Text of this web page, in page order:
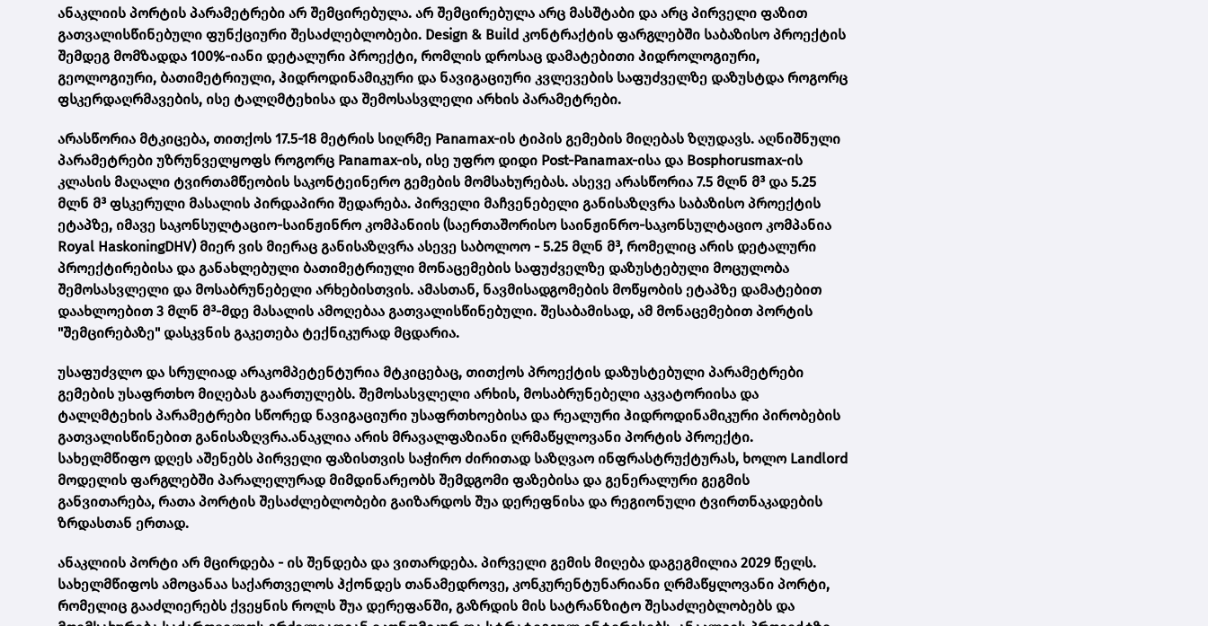
ანაკლიის პორტის პარამეტრები არ შემცირებულა. არ შემცირებულა არც მასშტაბი და არც პირველი ფაზით
გათვალისწინებული ფუნქციური შესაძლებლობები. Design & Build კონტრაქტის ფარგლებში საბაზისო პროექტის
შემდეგ მომზადდა 100%-იანი დეტალური პროექტი, რომლის დროსაც დამატებითი ჰიდროლოგიური,
გეოლოგიური, ბათიმეტრიული, ჰიდროდინამიკური და ნავიგაციური კვლევების საფუძველზე დაზუსტდა როგორც
ფსკერდაღრმავების, ისე ტალღმტეხისა და შემოსასვლელი არხის პარამეტრები.
არასწორია მტკიცება, თითქოს 17.5-18 მეტრის სიღრმე Panamax-ის ტიპის გემების მიღებას ზღუდავს. აღნიშნული
პარამეტრები უზრუნველყოფს როგორც Panamax-ის, ისე უფრო დიდი Post-Panamax-ისა და Bosphorusmax-ის
კლასის მაღალი ტვირთამწეობის საკონტეინერო გემების მომსახურებას. ასევე არასწორია 7.5 მლნ მ³ და 5.25
მლნ მ³ ფსკერული მასალის პირდაპირი შედარება. პირველი მაჩვენებელი განისაზღვრა საბაზისო პროექტის
ეტაპზე, იმავე საკონსულტაციო-საინჟინრო კომპანიის (საერთაშორისო საინჟინრო-საკონსულტაციო კომპანია
Royal HaskoningDHV) მიერ ვის მიერაც განისაზღვრა ასევე საბოლოო - 5.25 მლნ მ³, რომელიც არის დეტალური
პროექტირებისა და განახლებული ბათიმეტრიული მონაცემების საფუძველზე დაზუსტებული მოცულობა
შემოსასვლელი და მოსაბრუნებელი არხებისთვის. ამასთან, ნავმისადგომების მოწყობის ეტაპზე დამატებით
დაახლოებით 3 მლნ მ³-მდე მასალის ამოღებაა გათვალისწინებული. შესაბამისად, ამ მონაცემებით პორტის
"შემცირებაზე" დასკვნის გაკეთება ტექნიკურად მცდარია.
უსაფუძვლო და სრულიად არაკომპეტენტურია მტკიცებაც, თითქოს პროექტის დაზუსტებული პარამეტრები
გემების უსაფრთხო მიღებას გაართულებს. შემოსასვლელი არხის, მოსაბრუნებელი აკვატორიისა და
ტალღმტეხის პარამეტრები სწორედ ნავიგაციური უსაფრთხოებისა და რეალური ჰიდროდინამიკური პირობების
გათვალისწინებით განისაზღვრა.ანაკლია არის მრავალფაზიანი ღრმაწყლოვანი პორტის პროექტი.
სახელმწიფო დღეს აშენებს პირველი ფაზისთვის საჭირო ძირითად საზღვაო ინფრასტრუქტურას, ხოლო Landlord
მოდელის ფარგლებში პარალელურად მიმდინარეობს შემდგომი ფაზებისა და გენერალური გეგმის
განვითარება, რათა პორტის შესაძლებლობები გაიზარდოს შუა დერეფნისა და რეგიონული ტვირთნაკადების
ზრდასთან ერთად.
ანაკლიის პორტი არ მცირდება - ის შენდება და ვითარდება. პირველი გემის მიღება დაგეგმილია 2029 წელს.
სახელმწიფოს ამოცანაა საქართველოს ჰქონდეს თანამედროვე, კონკურენტუნარიანი ღრმაწყლოვანი პორტი,
რომელიც გააძლიერებს ქვეყნის როლს შუა დერეფანში, გაზრდის მის სატრანზიტო შესაძლებლობებს და